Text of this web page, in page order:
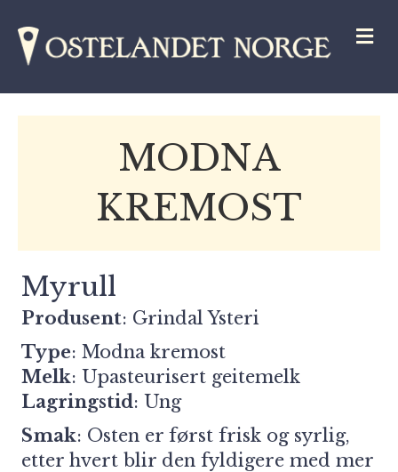
MODNA
KREMOST
Myrull
Produsent: Grindal Ysteri
Type: Modna kremost
Melk: Upasteurisert geitemelk
Lagringstid: Ung
Smak: Osten er først frisk og syrlig,
etter hvert blir den fyldigere med mer